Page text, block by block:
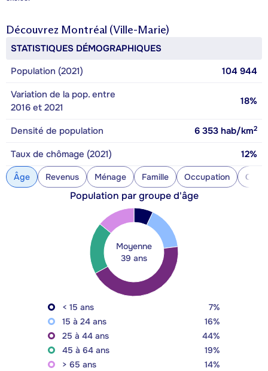
Découvrez Montréal (Ville-Marie)
STATISTIQUES DÉMOGRAPHIQUES
Population (2021)
104 944
Variation de la pop. entre
2016 et 2021
18%
Densité de population 6 353 hab/km2
Taux de chômage (2021) 12%
Âge Revenus Ménage Famille Occupation
Population par groupe d'âge
Moyenne
39 ans
< 15 ans
7%
15 à 24 ans
16%
25 à 44 ans
44%
45 à 64 ans
19%
> 65 ans
14%